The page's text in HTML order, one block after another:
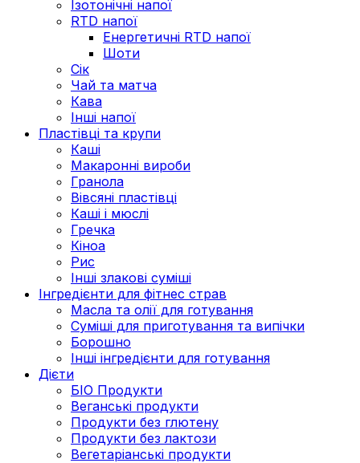
Ізотонічні напої
RTD напої
Енергетичні RTD напої
Шоти
Сік
Чай та матча
Кава
Інші напої
Пластівці та крупи
Каші
Макаронні вироби
Гранола
Вівсяні пластівці
Каші і мюслі
Гречка
Кіноа
Рис
Інші злакові суміші
Інгредієнти для фітнес страв
Масла та олії для готування
Суміші для приготування та випічки
Борошно
Інші інгредієнти для готування
Дієти
БІО Продукти
Веганські продукти
Продукти без глютену
Продукти без лактози
Вегетаріанські продукти